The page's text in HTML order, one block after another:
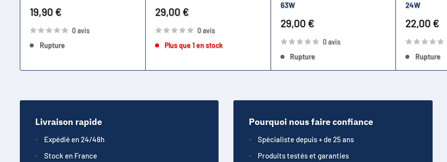
Prix
réduit
19,90 €
0 avis
Rupture
Prix
réduit
29,00 €
0 avis
Plus que 1 en stock
63W
Prix
réduit
29,00 €
0 avis
Rupture
24W
Prix
réduit
22,00 €
Rupture
Livraison rapide
Expédié en 24/48h
Stock en France
Pourquoi nous faire confiance
Spécialiste depuis + de 25 ans
Produits testés et garanties